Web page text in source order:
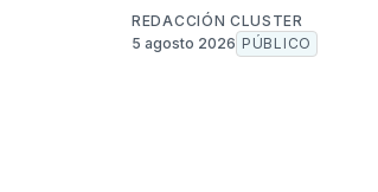
REDACCIÓN CLUSTER
5 agosto 2026 PÚBLICO